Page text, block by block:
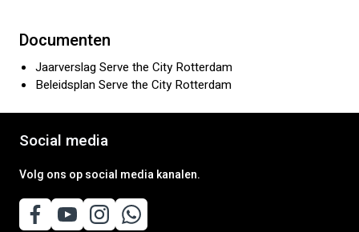
Documenten
Jaarverslag Serve the City Rotterdam
Beleidsplan Serve the City Rotterdam
Social media
Volg ons op social media kanalen.